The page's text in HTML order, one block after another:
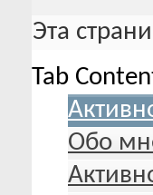
Эта
Tab
Обо